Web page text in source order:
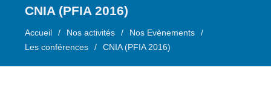
CNIA (PFIA 2016)
Accueil Nos activités
Nos Evènements
Les conférences
CNIA (PFIA 2016)